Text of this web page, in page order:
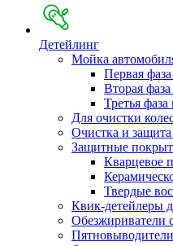
Детейлинг
Мойка
Первая
Вторая
Третья
Для очистки
Очистка и защита
Защитные
Кварцевое
Твердые
Квик-детейлеры
Обезжириватели